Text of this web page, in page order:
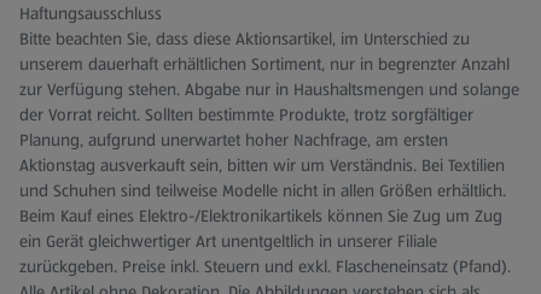
Haftungsausschluss
Bitte beachten Sie, dass diese Aktionsartikel, im Unterschied zu
unserem dauerhaft erhältlichen Sortiment, nur in begrenzter Anzahl
zur Verfügung stehen. Abgabe nur in Haushaltsmengen und solange
der Vorrat reicht. Sollten bestimmte Produkte, trotz sorgfältiger
Planung, aufgrund unerwartet hoher Nachfrage, am ersten
Aktionstag ausverkauft sein, bitten wir um Verständnis. Bei Textilien
und Schuhen sind teilweise Modelle nicht in allen Größen erhältlich.
Beim Kauf eines Elektro-/Elektronikartikels können Sie Zug um Zug
ein Gerät gleichwertiger Art unentgeltlich in unserer Filiale
zurückgeben. Preise inkl. Steuern und exkl. Flascheneinsatz (Pfand).